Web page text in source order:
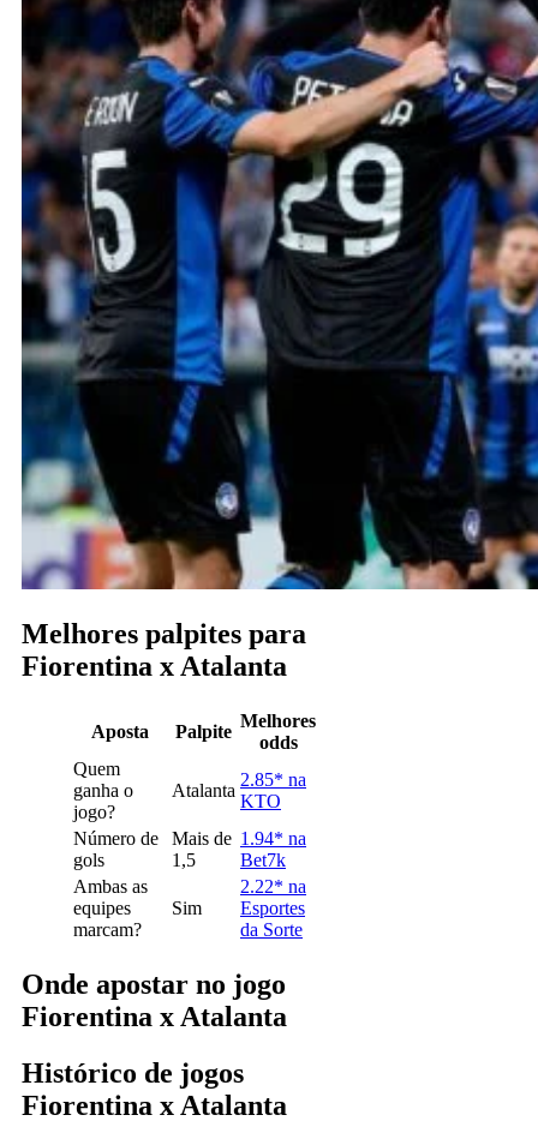
Melhores palpites para
Fiorentina x Atalanta
Aposta Palpite
Melhores
odds
Quem
ganha o
jogo?
Atalanta
2.85* na
KTO
Número de
gols
Mais de
1,5
1.94* na
Bet7k
Ambas as
equipes
marcam?
Sim
2.22* na
Esportes
da Sorte
Onde apostar no jogo
Fiorentina x Atalanta
Histórico de jogos
Fiorentina x Atalanta